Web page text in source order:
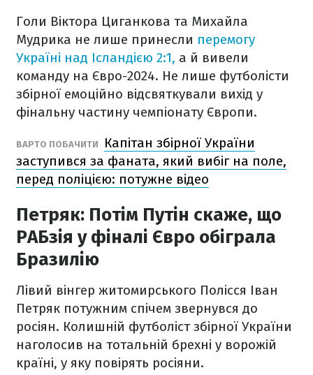
Голи Віктора Циганкова та Михайла
Мудрика не лише принесли перемогу
Україні над Ісландією 2:1, а й вивели
команду на Євро-2024. Не лише футболісти
збірної емоційно відсвяткували вихід у
фінальну частину чемпіонату Європи.
ВАРТО ПОБАЧИТИ
Капітан збірної України
заступився за фаната, який вибіг на поле,
перед поліцією: потужне відео
Петряк: Потім Путін скаже, що
РАБзія у фіналі Євро обіграла
Бразилію
Лівий вінгер житомирського Полісся Іван
Петряк потужним спічем звернувся до
росіян. Колишній футболіст збірної України
наголосив на тотальній брехні у ворожій
країні, у яку повірять росіяни.